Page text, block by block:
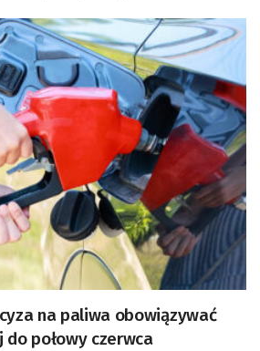
na paliwa obowiązywać
połowy czerwca